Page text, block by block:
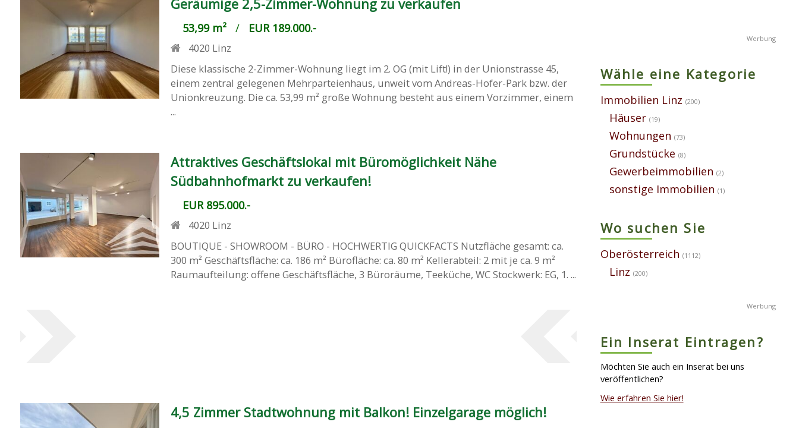
Geräumige 2,5-Zimmer-Wohnung zu verkaufen
53,99 m²/ EUR 189.000.-
4020 Linz
Diese klassische 2-Zimmer-Wohnung liegt im 2. OG (mit Lift!) in der Unionstrasse 45,
einem zentral gelegenen Mehrparteienhaus, unweit vom Andreas-Hofer-Park bzw. der
Unionkreuzung. Die ca. 53,99 m² große Wohnung besteht aus einem Vorzimmer, einem
...
Attraktives Geschäftslokal mit Büromöglichkeit Nähe
Südbahnhofmarkt zu verkaufen!
EUR 895.000.-
4020 Linz
BOUTIQUE - SHOWROOM - BÜRO - HOCHWERTIG QUICKFACTS Nutzfläche gesamt: ca.
300 m² Geschäftsfläche: ca. 186 m² Bürofläche: ca. 80 m² Kellerabteil: 2 mit je ca. 9 m²
Raumaufteilung: offene Geschäftsfläche, 3 Büroräume, Teeküche, WC Stockwerk: EG, 1. ...
4,5 Zimmer Stadtwohnung mit Balkon! Einzelgarage möglich!
Wähle eine Kategorie
Immobilien Linz (200)
Häuser (19)
Wohnungen (73)
Grundstücke (8)
Gewerbeimmobilien (2)
sonstige Immobilien (1)
Wo suchen Sie
Oberösterreich (1112)
Linz (200)
Ein Inserat Eintragen?
Möchten Sie auch ein Inserat bei uns
veröffentlichen?
Wie erfahren Sie hier!